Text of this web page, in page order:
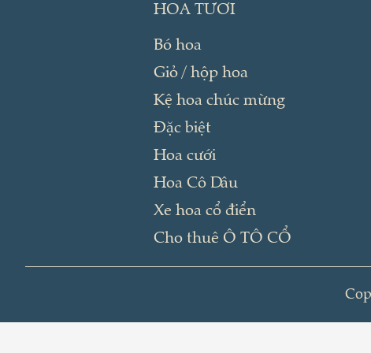
Bó hoa
Giỏ / hộp hoa
Kệ hoa chúc mừng
Đặc biệt
Hoa cưới
Hoa Cô Dâu
Xe hoa cổ điển
Cho thuê Ô TÔ CỔ